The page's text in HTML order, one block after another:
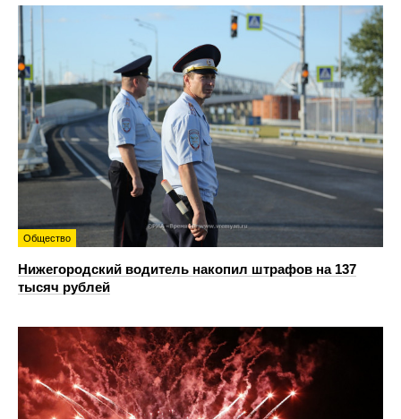
Общество
Нижегородский водитель накопил штрафов на 137
тысяч рублей